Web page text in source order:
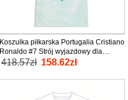
Koszulka piłkarska Portugalia Cristiano
Ronaldo #7 Strój wyjazdowy dla
kobiety MŚ 2026 tanio Krótki Rękaw
418.57zł 158.62zł